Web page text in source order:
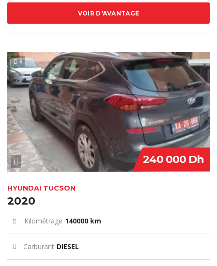
VOIR D'AVANTAGE
6
240 000 Dh
HYUNDAI TUCSON
2020
Kilométrage 140000 km
Carburant DIESEL